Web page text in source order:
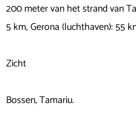
200 meter van het strand van
5 km, Gerona (luchthaven): 55
Zicht
Bossen, Tamariu.